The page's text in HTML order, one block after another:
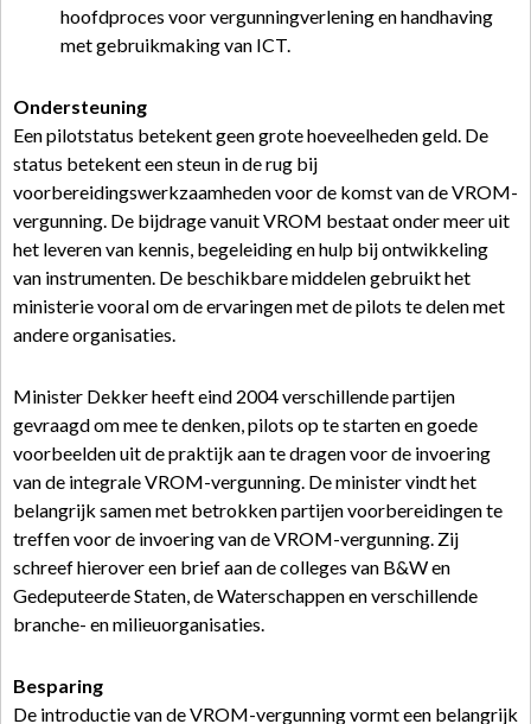
hoofdproces voor vergunningverlening en handhaving
met gebruikmaking van ICT.
Ondersteuning
Een pilotstatus betekent geen grote hoeveelheden geld. De
status betekent een steun in de rug bij
voorbereidingswerkzaamheden voor de komst van de VROM-
vergunning. De bijdrage vanuit VROM bestaat onder meer uit
het leveren van kennis, begeleiding en hulp bij ontwikkeling
van instrumenten. De beschikbare middelen gebruikt het
ministerie vooral om de ervaringen met de pilots te delen met
andere organisaties.
Minister Dekker heeft eind 2004 verschillende partijen
gevraagd om mee te denken, pilots op te starten en goede
voorbeelden uit de praktijk aan te dragen voor de invoering
van de integrale VROM-vergunning. De minister vindt het
belangrijk samen met betrokken partijen voorbereidingen te
treffen voor de invoering van de VROM-vergunning. Zij
schreef hierover een brief aan de colleges van B&W en
Gedeputeerde Staten, de Waterschappen en verschillende
branche- en milieuorganisaties.
Besparing
De introductie van de VROM-vergunning vormt een belangrijk